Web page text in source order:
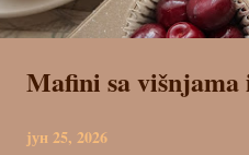
Mafini sa višnjama
јун 25, 2026